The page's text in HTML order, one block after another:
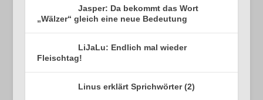
Jasper: Da bekommt das Wort
„Wälzer“ gleich eine neue Bedeutung
LiJaLu: Endlich mal wieder
Fleischtag!
Linus erklärt Sprichwörter (2)